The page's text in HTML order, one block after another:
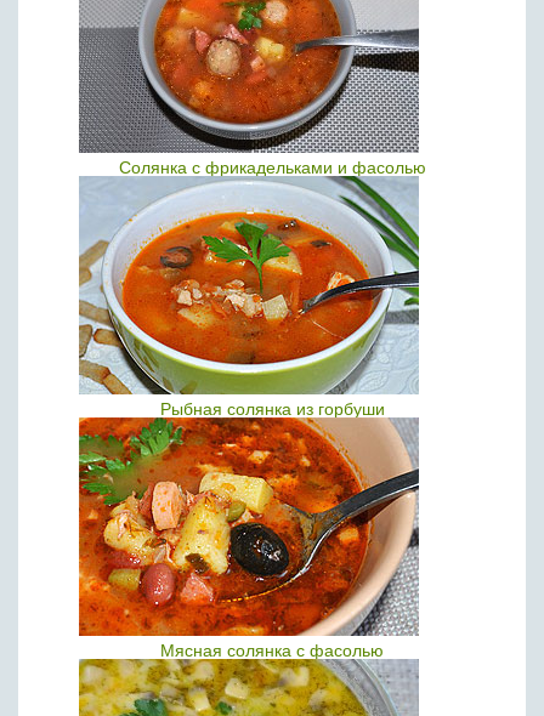
Солянка с фрикадельками и фасолью
Рыбная солянка из горбуши
Мясная солянка с фасолью